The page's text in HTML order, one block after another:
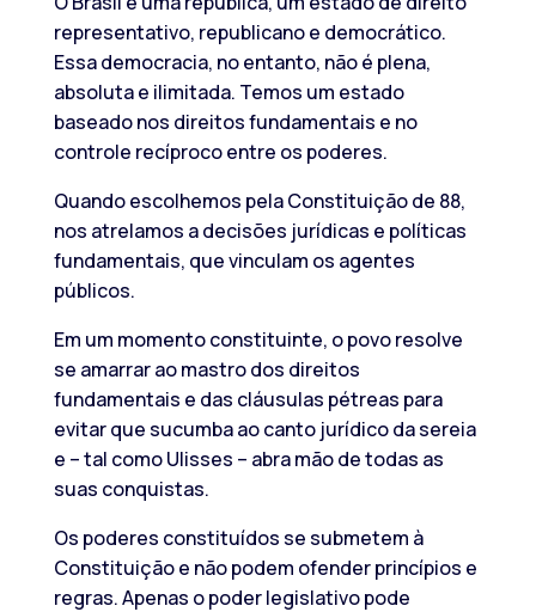
representativo, republicano e democrático.
Essa democracia, no entanto, não é plena,
absoluta e ilimitada. Temos um estado
baseado nos direitos fundamentais e no
controle recíproco entre os poderes.
Quando escolhemos pela Constituição de 88,
nos atrelamos a decisões jurídicas e políticas
fundamentais, que vinculam os agentes
públicos.
Em um momento constituinte, o povo resolve
se amarrar ao mastro dos direitos
fundamentais e das cláusulas pétreas para
evitar que sucumba ao canto jurídico da sereia
e – tal como Ulisses – abra mão de todas as
suas conquistas.
Os poderes constituídos se submetem à
Constituição e não podem ofender princípios e
regras. Apenas o poder legislativo pode